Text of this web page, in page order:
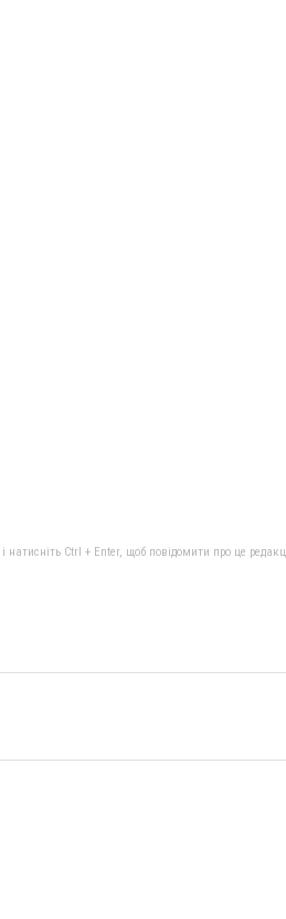
натисніть Ctrl + Enter, щоб повідомити про це